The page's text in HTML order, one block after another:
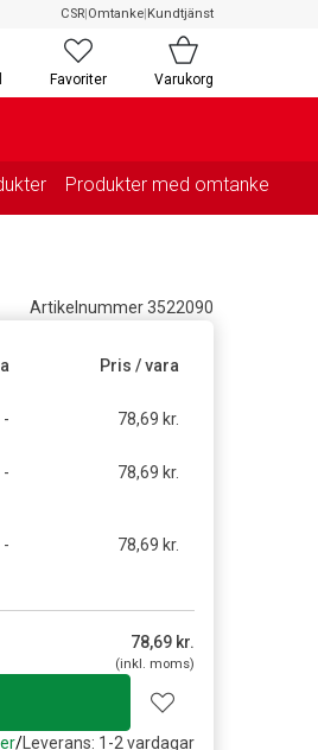
CSR|Omtanke|Kundtjänst
Favoriter Varukorg
Produkter med omtanke
Artikelnummer 3522090
Pris / vara
- 78,69 kr.
- 78,69 kr.
- 78,69 kr.
78,69kr.
(inkl. moms)
/Leverans: 1-2 vardagar